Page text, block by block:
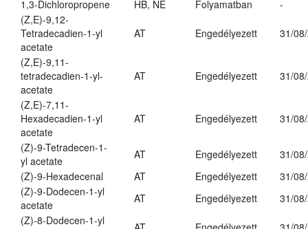
1,3-Dichloropropene
HB, NE Folyamatban
-
(Z,E)-9,12-
Tetradecadien-1-yl
acetate
AT Engedélyezett 31/
(Z,E)-9,11-
tetradecadien-1-yl-
acetate
AT Engedélyezett 31/
(Z,E)-7,11-
Hexadecadien-1-yl
acetate
AT Engedélyezett 31/
(Z)-9-Tetradecen-1-
yl acetate
AT Engedélyezett
31/
(Z)-9-Hexadecenal
AT Engedélyezett
31/
(Z)-9-Dodecen-1-yl
acetate
AT Engedélyezett
31/
(Z)-8-Dodecen-1-yl